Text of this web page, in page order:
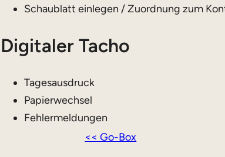
Schaublatt einlegen / Zuordnung zum
Digitaler Tacho
Tagesausdruck
Papierwechsel
Fehlermeldungen
<< Go-Box